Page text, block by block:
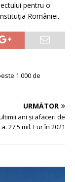
pentru o
României.
1.000 de
URMĂTOR
ani și afaceri de
27,5 mil. Eur în 2021